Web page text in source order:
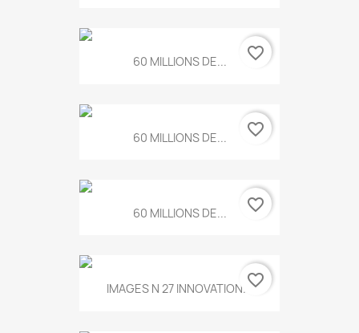
60 MILLIONS DE... favorite_border
60 MILLIONS DE... favorite_border
60 MILLIONS DE... favorite_border
IMAGES N 27 INNOVATION...favorite_border